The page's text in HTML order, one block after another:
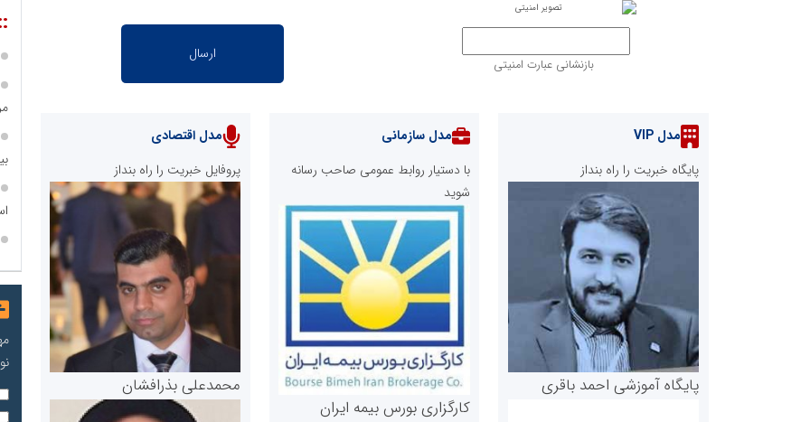
بازنشانی عبارت امنیتی
مدل VIP
پایگاه خبریت را راه بنداز
پایگاه آموزشی احمد باقری
مدل سازمانی
با دستیار روابط عمومی صاحب رسانه
شوید
کارگزاری بورس بیمه ایران
مدل اقتصادی
پروفایل خبریت را راه بنداز
محمدعلی بذرافشان